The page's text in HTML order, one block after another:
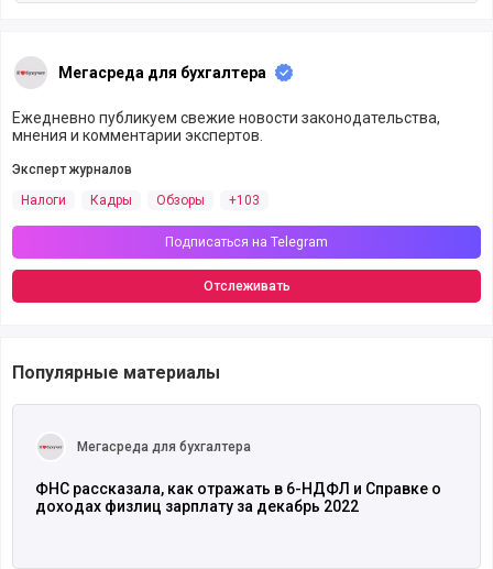
Мегасреда для бухгалтера
Ежедневно публикуем свежие новости законодательства,
мнения и комментарии экспертов.
Эксперт журналов
Налоги
Кадры Обзоры +103
Подписаться на Telegram
Отслеживать
Популярные материалы
Мегасреда для бухгалтера
ФНС рассказала, как отражать в 6-НДФЛ и Справке о
доходах физлиц зарплату за декабрь 2022